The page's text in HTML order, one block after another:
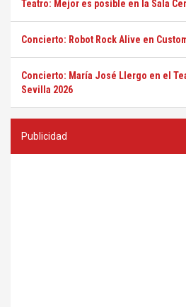
Teatro: Mejor es posible en la Sala
Concierto: Robot Rock Alive en
Concierto: María José Llergo en el
Sevilla 2026
Publicidad